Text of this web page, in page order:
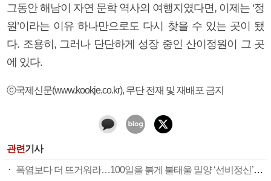
그동안 해남이 자연 문학 역사의 여행지였다면, 이제는 ‘정
원’이라는 이유 하나만으로도 다시 찾을 수 있는 곳이 됐
다. 조용히, 그러나 단단하게 성장 중인 산이정원이 그 곳
에 있다.
ⓒ국제신문(www.kookje.co.kr), 무단 전재 및 재배포 금지
관련기사
폭염보다 더 뜨거워라…100일을 붉게 불태울 밀양 ‘선비정신’ 피었네